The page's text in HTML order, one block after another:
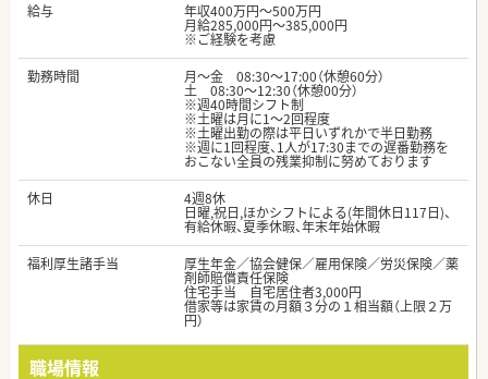
給与
年収400万円～500万円
月給285,000円～385,000円
※ご経験を考慮
勤務時間
月～金 08:30～17:00（休憩60分）
土 08:30～12:30（休憩00分）
※週40時間シフト制
※土曜は月に1～2回程度
※土曜出勤の際は平日いずれかで半日勤務
※週に1回程度、1人が17:30までの遅番勤務を
おこない全員の残業抑制に努めております
休日
4週8休
日曜,祝日,ほかシフトによる(年間休日117日)、
有給休暇、夏季休暇、年末年始休暇
福利厚生諸手当
厚生年金／協会健保／雇用保険／労災保険／薬
剤師賠償責任保険
住宅手当 自宅居住者3,000円
借家等は家賃の月額３分の１相当額（上限２万
円）
職場情報